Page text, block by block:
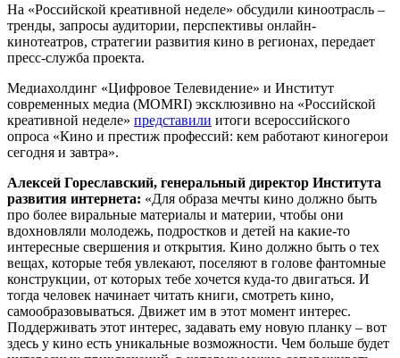
На «Российской креативной неделе» обсудили киноотрасль –
тренды, запросы аудитории, перспективы онлайн-
кинотеатров, стратегии развития кино в регионах, передает
пресс-служба проекта.
Медиахолдинг «Цифровое Телевидение» и Институт
современных медиа (MOMRI) эксклюзивно на «Российской
креативной неделе» представили итоги всероссийского
опроса «Кино и престиж профессий: кем работают киногерои
сегодня и завтра».
Алексей Гореславский, генеральный директор Института
развития интернета: «Для образа мечты кино должно быть
про более виральные материалы и материи, чтобы они
вдохновляли молодежь, подростков и детей на какие-то
интересные свершения и открытия. Кино должно быть о тех
вещах, которые тебя увлекают, поселяют в голове фантомные
конструкции, от которых тебе хочется куда-то двигаться. И
тогда человек начинает читать книги, смотреть кино,
самообразовываться. Движет им в этот момент интерес.
Поддерживать этот интерес, задавать ему новую планку – вот
здесь у кино есть уникальные возможности. Чем больше будет